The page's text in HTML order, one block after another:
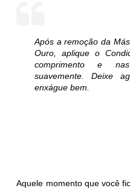
Após a remoção da
Ouro, aplique o
comprimento e
suavemente. Deixe
enxágue bem.
Aquele momento que você